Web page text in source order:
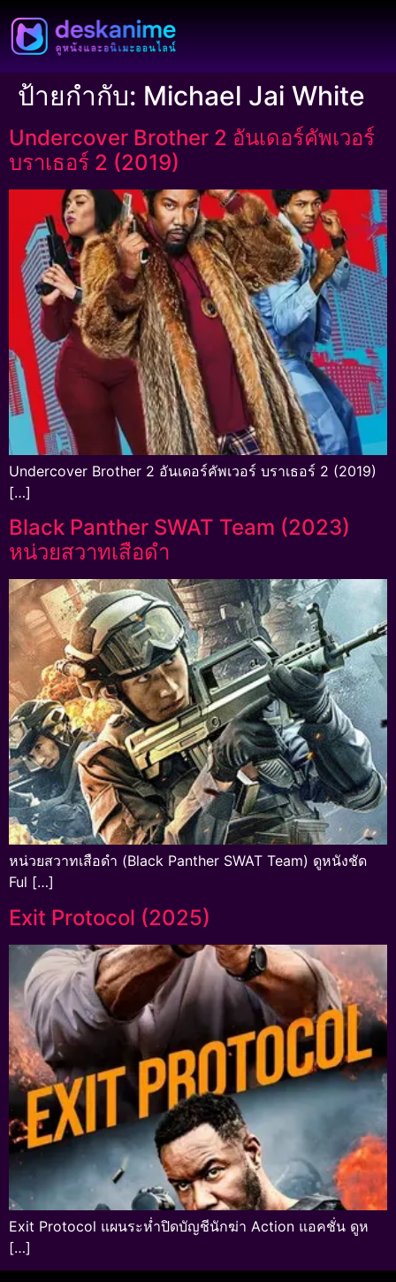
ป้ายกำกับ: Michael Jai White
Undercover Brother 2 อันเดอร์คัพเวอร์
บราเธอร์ 2 (2019)
Undercover Brother 2 อันเดอร์คัพเวอร์ บราเธอร์ 2 (2019)
[…]
Black Panther SWAT Team (2023)
หน่วยสวาทเสือดำ
หน่วยสวาทเสือดำ (Black Panther SWAT Team) ดูหนังชัด
Ful […]
Exit Protocol (2025)
Exit Protocol แผนระห่ำปิดบัญชีนักฆ่า Action แอคชั่น ดูห
[…]